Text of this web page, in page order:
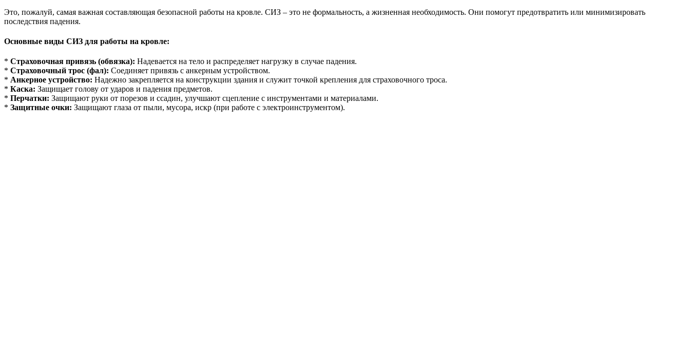
Это, пожалуй, самая важная составляющая безопасной работы на кровле. СИЗ – это не формальность, а жизненная необходимость. Они помогут предотвратить или минимизировать
последствия падения.
Основные виды СИЗ для работы на кровле:
* Страховочная привязь (обвязка): Надевается на тело и распределяет нагрузку в случае падения.
* Страховочный трос (фал): Соединяет привязь с анкерным устройством.
* Анкерное устройство: Надежно закрепляется на конструкции здания и служит точкой крепления для страховочного троса.
* Каска: Защищает голову от ударов и падения предметов.
* Перчатки: Защищают руки от порезов и ссадин, улучшают сцепление с инструментами и материалами.
* Защитные очки: Защищают глаза от пыли, мусора, искр (при работе с электроинструментом).